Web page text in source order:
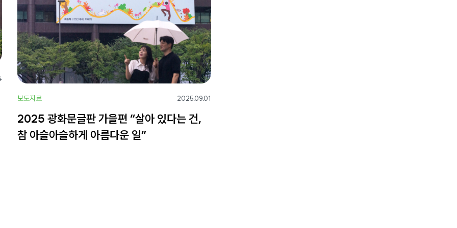
보도자료 2025.09.01
2025 광화문글판 가을편 “살아 있다는 건,
참 아슬아슬하게 아름다운 일”